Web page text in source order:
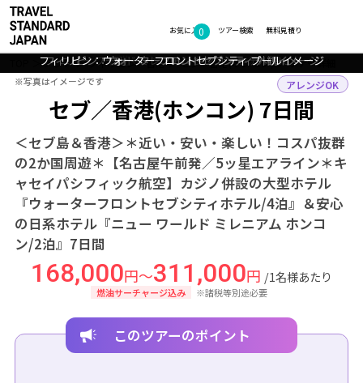
お気に入り
0 無料見積り
ツアー検索
アジア フィリピン・香港 セブ・香港(ホンコン) ツアー詳細
セブ／香港(ホンコン) 7日間
＜セブ島＆香港＞＊近い・安い・楽しい！コスパ抜群
の2か国周遊＊【名古屋午前発／5ッ星エアライン＊キ
ャセイパシフィック航空】カジノ併設の大型ホテル
『ウォーターフロントセブシティホテル/4泊』＆安心
の日系ホテル『ニュー ワールド ミレニアム ホンコ
ン/2泊』7日間
アレンジOK
168,000円～311,000円 /1名様あたり
燃油サーチャージ込み ※諸税等別途必要
香港：シンフォニーオブライツ
ニュー ワールド ミレニアム ホンコン ホテル ロビー
フィリピン：ウォーターフロントセブシティ 外観イメージ
フィリピン：ウォーターフロントセブシティ プールイメージ
フォトギャラリー
※写真はイメージです
※写真はイメージです
このツアーのポイント